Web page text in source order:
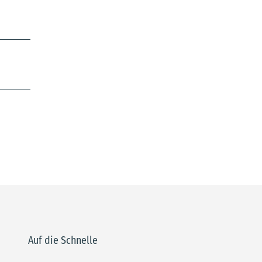
Auf die Schnelle